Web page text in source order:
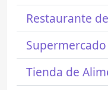
Restaurante
Supermercado
Tienda de